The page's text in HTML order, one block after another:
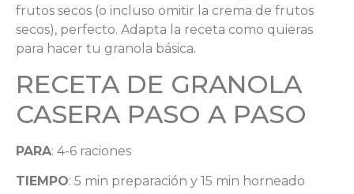
frutos secos (o incluso omitir la crema de frutos
secos), perfecto. Adapta la receta como quieras
para hacer tu granola básica.
RECETA DE GRANOLA
CASERA PASO A PASO
PARA: 4-6 raciones
TIEMPO: 5 min preparación y 15 min horneado